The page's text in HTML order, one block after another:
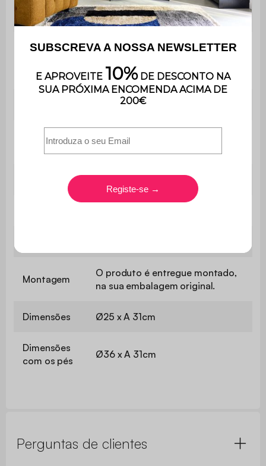
Altura do
assento
31 cm
Peso
suportado
Contém
Não
Montagem
O produto é entregue montado,
na sua embalagem original.
Dimensões Ø25 x A 31cm
Dimensões
com os pés
Ø36 x A 31cm
Perguntas de clientes